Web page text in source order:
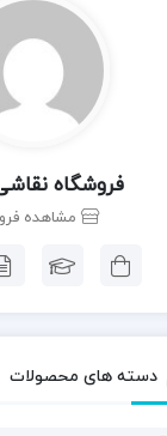
فروشگاه
مشاهده
دسته های محصولات